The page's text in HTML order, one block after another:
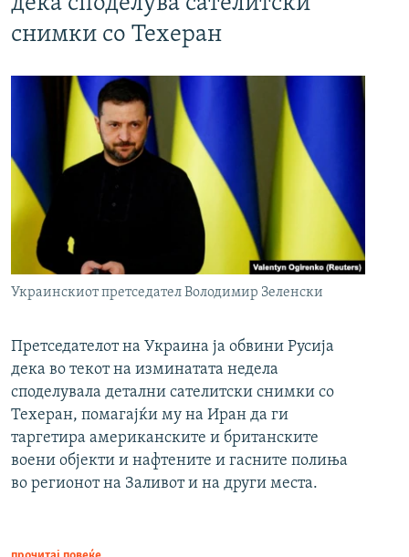
снимки со Техеран
Украинскиот претседател Володимир Зеленски
Претседателот на Украина ја обвини Русија
дека во текот на изминатата недела
споделувала детални сателитски снимки со
Техеран, помагајќи му на Иран да ги
таргетира американските и британските
воени објекти и нафтените и гасните полиња
во регионот на Заливот и на други места.